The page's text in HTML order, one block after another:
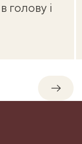
голову і